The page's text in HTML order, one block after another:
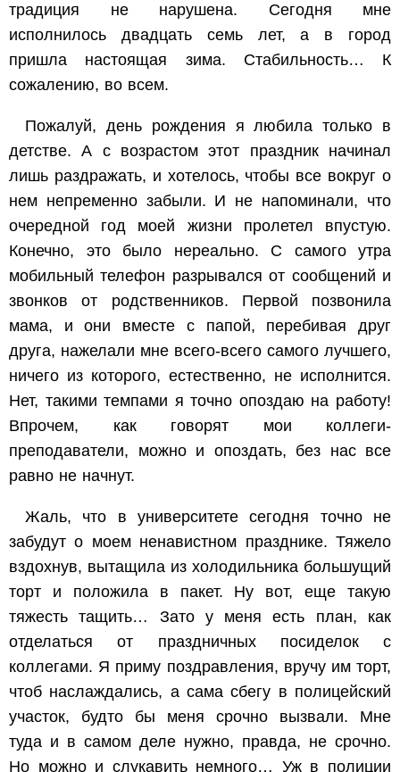
традиция не нарушена. Сегодня мне
исполнилось двадцать семь лет, а в город
пришла настоящая зима. Стабильность… К
сожалению, во всем.
Пожалуй, день рождения я любила только в
детстве. А с возрастом этот праздник начинал
лишь раздражать, и хотелось, чтобы все вокруг о
нем непременно забыли. И не напоминали, что
очередной год моей жизни пролетел впустую.
Конечно, это было нереально. С самого утра
мобильный телефон разрывался от сообщений и
звонков от родственников. Первой позвонила
мама, и они вместе с папой, перебивая друг
друга, нажелали мне всего-всего самого лучшего,
ничего из которого, естественно, не исполнится.
Нет, такими темпами я точно опоздаю на работу!
Впрочем, как говорят мои коллеги-
преподаватели, можно и опоздать, без нас все
равно не начнут.
Жаль, что в университете сегодня точно не
забудут о моем ненавистном празднике. Тяжело
вздохнув, вытащила из холодильника большущий
торт и положила в пакет. Ну вот, еще такую
тяжесть тащить… Зато у меня есть план, как
отделаться от праздничных посиделок с
коллегами. Я приму поздравления, вручу им торт,
чтоб наслаждались, а сама сбегу в полицейский
участок, будто бы меня срочно вызвали. Мне
туда и в самом деле нужно, правда, не срочно.
Но можно и слукавить немного… Уж в полиции